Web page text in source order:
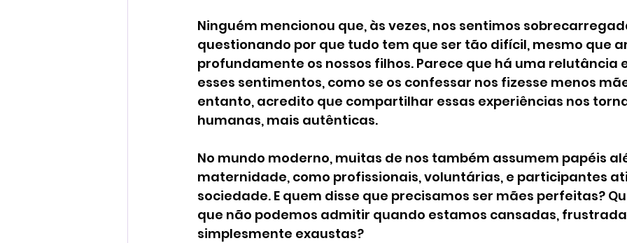
Ninguém mencionou que, às vezes, nos sentimos
questionando por que tudo tem que ser tão difícil, mesmo que
profundamente os nossos filhos. Parece que há uma relutância
esses sentimentos, como se os confessar nos fizesse menos
entanto, acredito que compartilhar essas experiências nos
humanas, mais autênticas.
No mundo moderno, muitas de nos também assumem papéis
maternidade, como profissionais, voluntárias, e participantes
sociedade. E quem disse que precisamos ser mães perfeitas?
que não podemos admitir quando estamos cansadas,
simplesmente exaustas?